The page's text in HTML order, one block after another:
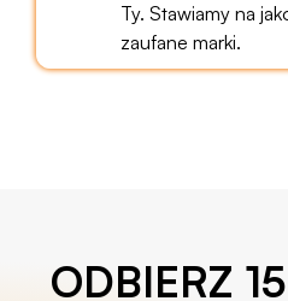
Ty. Stawiamy na
zaufane marki.
ODBIERZ